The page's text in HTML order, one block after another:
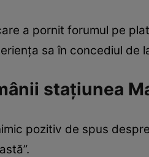
a pornit forumul pe
sa în concediul de
stațiunea
pozitiv de spus